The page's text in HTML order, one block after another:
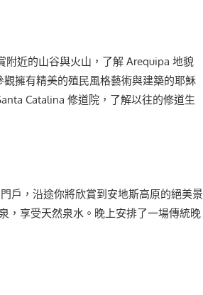
附近的山谷與火山，了解 Arequipa 地貌
擁有精美的殖民風格藝術與建築的耶穌
Catalina 修道院，了解以往的修道生
，沿途你將欣賞到安地斯高原的絕美景
，享受天然泉水。晚上安排了一場傳統晚